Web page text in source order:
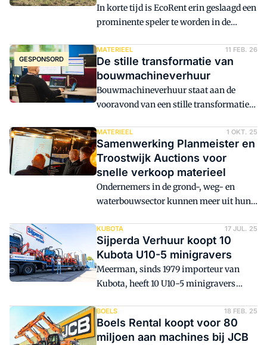
In korte tijd is EcoRent erin geslaagd een
prominente speler te worden in de
en wieldumpers. Da's best bijzonder
voor een bedrijf dat alleen elektrische
machines verhuurt. De kracht lijkt 'm te
zitten in accutechniek, korte lijnen en
een hoge servicegraad. Twee gebruikers
GESPONSORD
MATERIEEL 11 FEB. 26
De stille transformatie van
bouwmachineverhuur
Bouwmachineverhuur staat aan de
vooravond van een stille transformatie.
draaide om beschikbaarheid en
logistiek, bepalen nu data, inzicht en
flexibiliteit hoe verhuurbedrijven grip
houden op materieel en processen.
Digitalisering is daarbij geen
ondersteunend hulpmiddel meer, maar
continuïteit.
MATERIEEL 1 OKT. 25
Samenwerking Planmeister en
Troostwijk Auctions voor
snelle verkoop materieel
Ondernemers in de grond-, weg- en
waterbouwsector kunnen meer uit hun
en Troostwijk Auctions werken samen
zodat gebruikers van Planmeister hun
machines niet alleen kunnen verhuren,
maar nu ook eenvoudig en snel laten
veilen. Rechtstreeks vanuit het platform.
KUBOTA 17 JUL. 25
Sijperda Verhuur koopt 10
Kubota U10-5 minigravers
Meerman, sinds 1979 importeur van
Kubota, heeft 10 U10-5 minigravers
BOELS 18 FEB. 25
Boels Rental koopt voor 80
miljoen aan machines bij JCB